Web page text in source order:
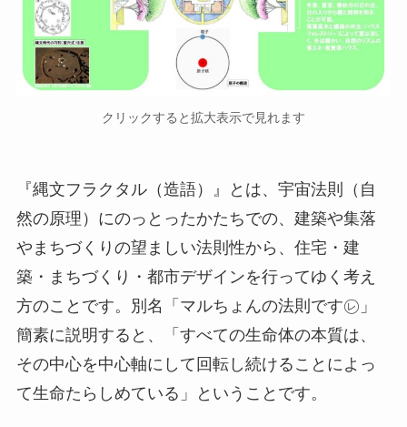
クリックすると拡大表示で見れます
『縄文フラクタル（造語）』とは、宇宙法則（自
然の原理）にのっとったかたちでの、建築や集落
やまちづくりの望ましい法則性から、住宅・建
築・まちづくり・都市デザインを行ってゆく考え
方のことです。別名「マルちょんの法則です㋹」
簡素に説明すると、「すべての生命体の本質は、
その中心を中心軸にして回転し続けることによっ
て生命たらしめている」ということです。